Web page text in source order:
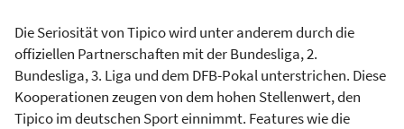
Die Seriosität von Tipico wird unter anderem durch die
offiziellen Partnerschaften mit der Bundesliga, 2.
Bundesliga, 3. Liga und dem DFB-Pokal unterstrichen. Diese
Kooperationen zeugen von dem hohen Stellenwert, den
Tipico im deutschen Sport einnimmt. Features wie die